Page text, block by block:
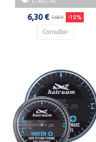
ET 400 G ML
6,30 € 7,00 € -10%
Consulter